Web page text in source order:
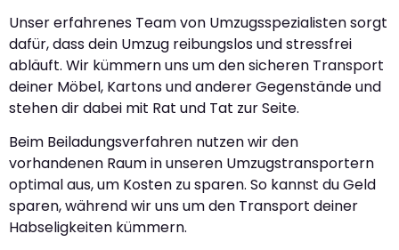
Unser erfahrenes Team von Umzugsspezialisten sorgt
dafür, dass dein Umzug reibungslos und stressfrei
abläuft. Wir kümmern uns um den sicheren Transport
deiner Möbel, Kartons und anderer Gegenstände und
stehen dir dabei mit Rat und Tat zur Seite.
Beim Beiladungsverfahren nutzen wir den
vorhandenen Raum in unseren Umzugstransportern
optimal aus, um Kosten zu sparen. So kannst du Geld
sparen, während wir uns um den Transport deiner
Habseligkeiten kümmern.